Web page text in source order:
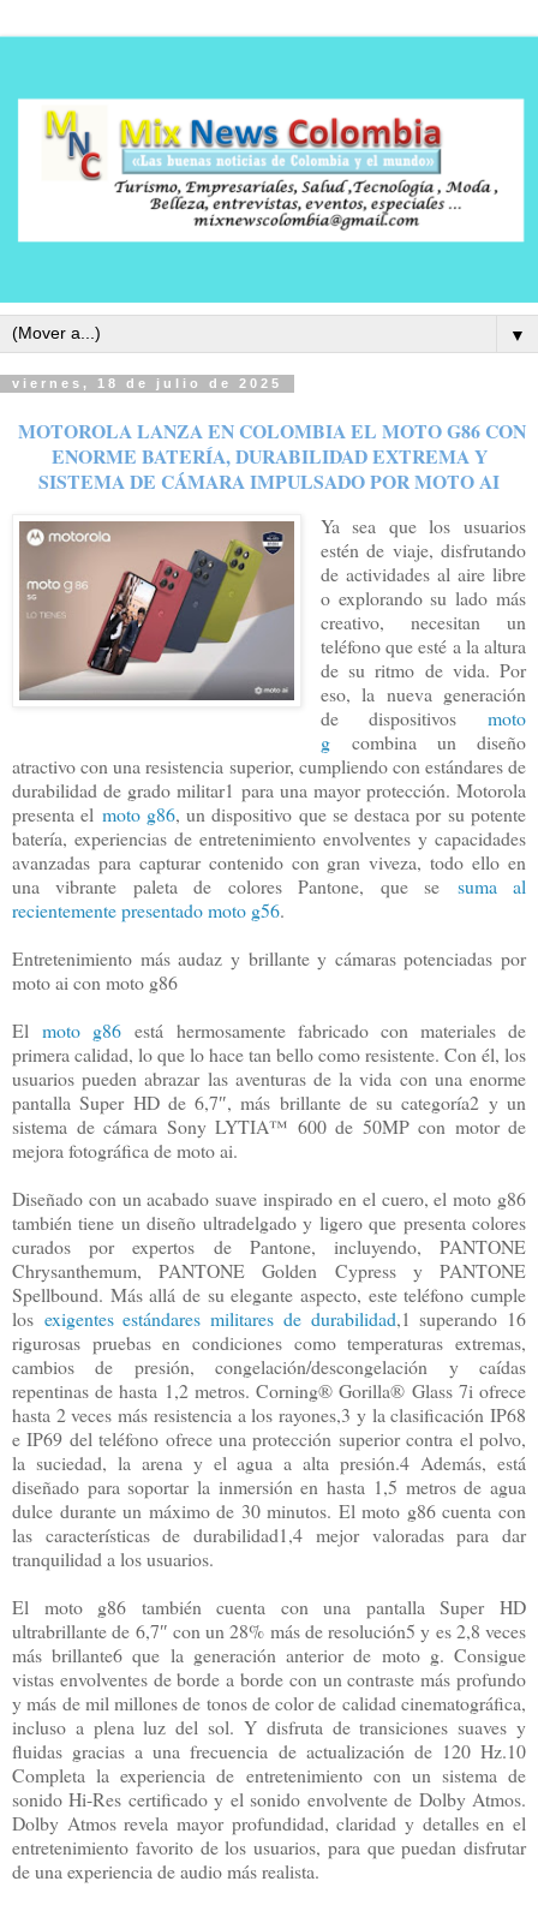
▼
viernes, 18 de julio de 2025
MOTOROLA LANZA EN COLOMBIA EL MOTO G86 CON
ENORME BATERÍA, DURABILIDAD EXTREMA Y
SISTEMA DE CÁMARA IMPULSADO POR MOTO AI
Ya sea que los usuarios
estén de viaje, disfrutando
de actividades al aire libre
o explorando su lado más
creativo, necesitan un
teléfono que esté a la altura
de su ritmo de vida. Por
eso, la nueva generación
de dispositivos moto
gcombina un diseño
atractivo con una resistencia superior, cumpliendo con estándares de
durabilidad de grado militar1 para una mayor protección. Motorola
presenta el moto g86, un dispositivo que se destaca por su potente
batería, experiencias de entretenimiento envolventes y capacidades
avanzadas para capturar contenido con gran viveza, todo ello en
una vibrante paleta de colores Pantone, que se suma al
recientemente presentado moto g56.
Entretenimiento más audaz y brillante y cámaras potenciadas por
moto ai con moto g86
Elmoto g86 está hermosamente fabricado con materiales de
primera calidad, lo que lo hace tan bello como resistente. Con él, los
usuarios pueden abrazar las aventuras de la vida con una enorme
pantalla Super HD de 6,7″, más brillante de su categoría2 y un
sistema de cámara Sony LYTIA™ 600 de 50MP con motor de
mejora fotográfica de moto ai.
Diseñado con un acabado suave inspirado en el cuero, el moto g86
también tiene un diseño ultradelgado y ligero que presenta colores
curados por expertos de Pantone, incluyendo, PANTONE
Chrysanthemum, PANTONE Golden Cypress y PANTONE
Spellbound. Más allá de su elegante aspecto, este teléfono cumple
los exigentes estándares militares de durabilidad,1 superando 16
rigurosas pruebas en condiciones como temperaturas extremas,
cambios de presión, congelación/descongelación y caídas
repentinas de hasta 1,2 metros. Corning® Gorilla® Glass 7i ofrece
hasta 2 veces más resistencia a los rayones,3 y la clasificación IP68
e IP69 del teléfono ofrece una protección superior contra el polvo,
la suciedad, la arena y el agua a alta presión.4 Además, está
diseñado para soportar la inmersión en hasta 1,5 metros de agua
dulce durante un máximo de 30 minutos. El moto g86 cuenta con
las características de durabilidad1,4 mejor valoradas para dar
tranquilidad a los usuarios.
El moto g86 también cuenta con una pantalla Super HD
ultrabrillante de 6,7″ con un 28% más de resolución5 y es 2,8 veces
más brillante6 que la generación anterior de moto g. Consigue
vistas envolventes de borde a borde con un contraste más profundo
y más de mil millones de tonos de color de calidad cinematográfica,
incluso a plena luz del sol. Y disfruta de transiciones suaves y
fluidas gracias a una frecuencia de actualización de 120 Hz.10
Completa la experiencia de entretenimiento con un sistema de
sonido Hi-Res certificado y el sonido envolvente de Dolby Atmos.
Dolby Atmos revela mayor profundidad, claridad y detalles en el
entretenimiento favorito de los usuarios, para que puedan disfrutar
de una experiencia de audio más realista.